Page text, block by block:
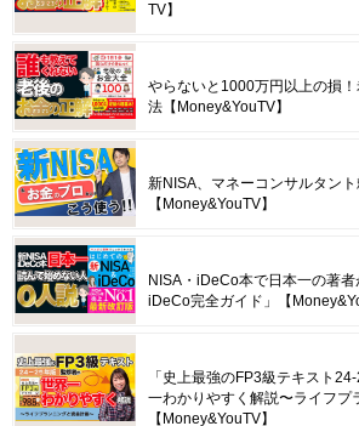
TV】
やらないと1000万円以上の損
法【Money&YouTV】
新NISA、マネーコンサルタン
【Money&YouTV】
NISA・iDeCo本で日本一の著者
iDeCo完全ガイド」【
「史上最強のFP3級テキスト
一わかりやすく解説〜ライフプ
【Money&YouTV】